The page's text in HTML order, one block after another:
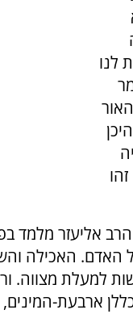
לנו
אליעזר מלמד
האדם. האכילה
למעלת מצווה.
ארבעת-המינים,